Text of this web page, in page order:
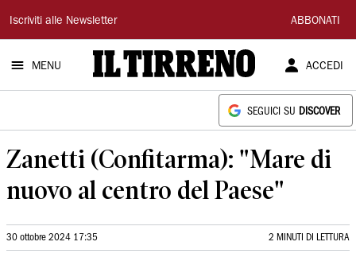
Il
Tirreno
Iscriviti alle Newsletter ABBONATI
MENU ACCEDI
SEGUICI SU DISCOVER
Zanetti (Confitarma): "Mare di
nuovo al centro del Paese"
30 ottobre 2024 17:35 2 MINUTI DI LETTURA